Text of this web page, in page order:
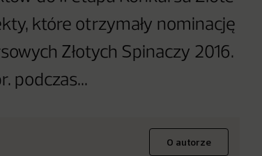
które otrzymały nominację
Złotych Spinaczy 2016.
podczas...
O autorze